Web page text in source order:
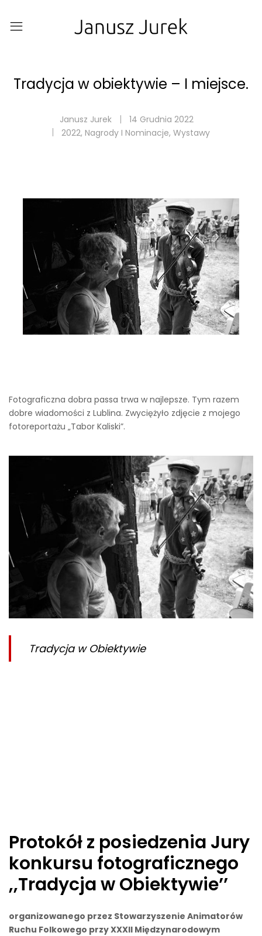
Tradycja w obiektywie – I miejsce.
Janusz Jurek
14 Grudnia 2022
2022, Nagrody I Nominacje, Wystawy
Fotograficzna dobra passa trwa w najlepsze. Tym razem
dobre wiadomości z Lublina. Zwyciężyło zdjęcie z mojego
fotoreportażu „Tabor Kaliski”.
Tradycja w Obiektywie
Protokół z posiedzenia Jury
konkursu fotograficznego
,,Tradycja w Obiektywie’’
organizowanego przez Stowarzyszenie Animatorów
Ruchu Folkowego przy XXXII Międzynarodowym